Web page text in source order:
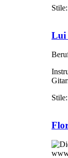
Stile:
Lui
Stile: